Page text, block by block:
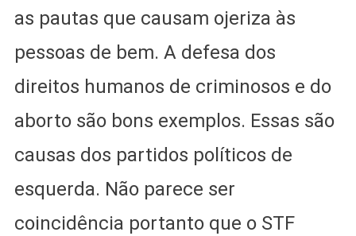
as pautas que causam ojeriza às
pessoas de bem. A defesa dos
direitos humanos de criminosos e do
aborto são bons exemplos. Essas são
causas dos partidos políticos de
esquerda. Não parece ser
coincidência portanto que o STF